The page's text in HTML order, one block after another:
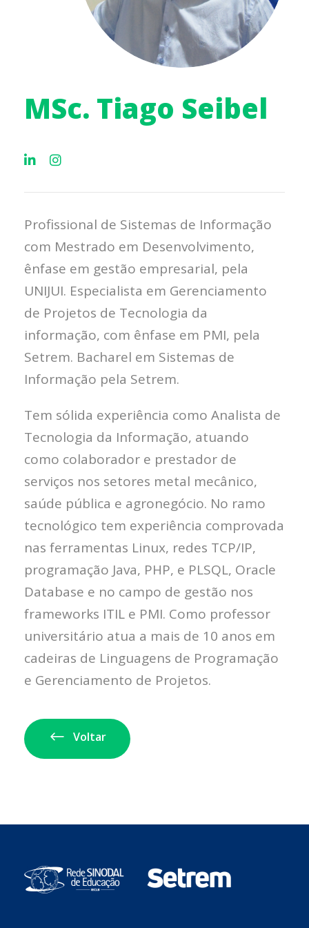
MSc. Tiago Seibel
Profissional de Sistemas de Informação
com Mestrado em Desenvolvimento,
ênfase em gestão empresarial, pela
UNIJUI. Especialista em Gerenciamento
de Projetos de Tecnologia da
informação, com ênfase em PMI, pela
Setrem. Bacharel em Sistemas de
Informação pela Setrem.
Tem sólida experiência como Analista de
Tecnologia da Informação, atuando
como colaborador e prestador de
serviços nos setores metal mecânico,
saúde pública e agronegócio. No ramo
tecnológico tem experiência comprovada
nas ferramentas Linux, redes TCP/IP,
programação Java, PHP, e PLSQL, Oracle
Database e no campo de gestão nos
frameworks ITIL e PMI. Como professor
universitário atua a mais de 10 anos em
cadeiras de Linguagens de Programação
e Gerenciamento de Projetos.
Voltar